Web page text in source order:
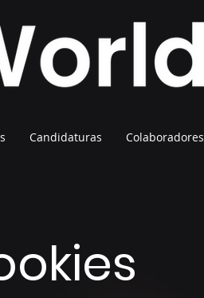
Candidaturas Colaboradores